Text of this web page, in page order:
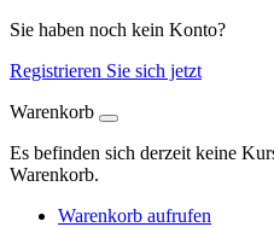
Sie haben noch kein Konto?
Registrieren Sie sich jetzt
Warenkorb
Es befinden sich derzeit keine
Warenkorb.
Warenkorb aufrufen